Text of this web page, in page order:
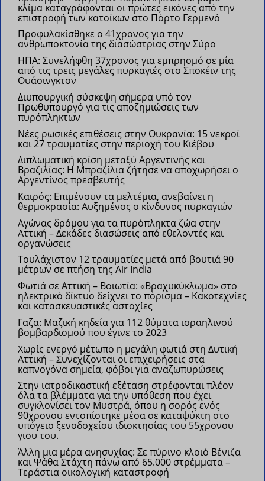
κλίμα καταγράφονται οι πρώτες εικόνες από την
επιστροφή των κατοίκων στο Πόρτο Γερμενό
Προφυλακίσθηκε ο 41χρονος για την
ανθρωποκτονία της διασώστριας στην Σύρο
ΗΠΑ: Συνελήφθη 37χρονος για εμπρησμό σε μία
από τις τρεις μεγάλες πυρκαγιές στο Σποκέιν της
Ουάσινγκτον
Διυπουργική σύσκεψη σήμερα υπό τον
Πρωθυπουργό για τις αποζημιώσεις των
πυρόπληκτων
Νέες ρωσικές επιθέσεις στην Ουκρανία: 15 νεκροί
και 27 τραυματίες στην περιοχή του Κιέβου
Διπλωματική κρίση μεταξύ Αργεντινής και
Βραζιλίας: Η Μπραζίλια ζήτησε να αποχωρήσει ο
Αργεντίνος πρεσβευτής
Kαιρός: Επιμένουν τα μελτέμια, ανεβαίνει η
θερμοκρασία: Αυξημένος ο κίνδυνος πυρκαγιών
Αγώνας δρόμου για τα πυρόπληκτα ζώα στην
Αττική – Δεκάδες διασώσεις από εθελοντές και
οργανώσεις
Τουλάχιστον 12 τραυματίες μετά από βουτιά 90
μέτρων σε πτήση της Air India
Φωτιά σε Αττική – Βοιωτία: «Βραχυκύκλωμα» στο
ηλεκτρικό δίκτυο δείχνει το πόρισμα – Κακοτεχνίες
και κατασκευαστικές αστοχίες
Γαζα: Μαζική κηδεία για 112 θύματα ισραηλινού
βομβαρδισμού που έγινε το 2023
Χωρίς ενεργό μέτωπο η μεγάλη φωτιά στη Δυτική
Αττική – Συνεχίζονται οι επιχειρήσεις στα
καπνογόνα σημεία, φόβοι για αναζωπυρώσεις
Στην ιατροδικαστική εξέταση στρέφονται πλέον
όλα τα βλέμματα για την υπόθεση που έχει
συγκλονίσει τον Μυστρά, όπου η σορός ενός
90χρονου εντοπίστηκε μέσα σε καταψύκτη στο
υπόγειο ξενοδοχείου ιδιοκτησίας του 55χρονου
γιου του.
Άλλη μια μέρα ανησυχίας: Σε πύρινο κλοιό Βένιζα
και Ψάθα Στάχτη πάνω από 65.000 στρέμματα –
Τεράστια οικολογική καταστροφή